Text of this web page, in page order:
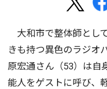
大和市で整体師とし
きも持つ異色のラジオ
原宏通さん（53）は自
能人をゲストに呼び、